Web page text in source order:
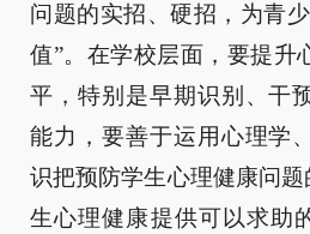
问题的实招、硬招，为青
值”。在学校层面，要提升
平，特别是早期识别、干
能力，要善于运用心理学
识把预防学生心理健康问题
生心理健康提供可以求助